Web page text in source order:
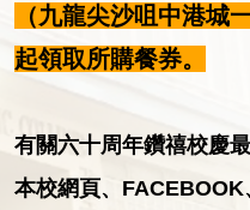
（九龍尖沙咀中港城
起領取所購餐券。
有關六十周年鑽禧校慶
本校網頁、FACEBOOK